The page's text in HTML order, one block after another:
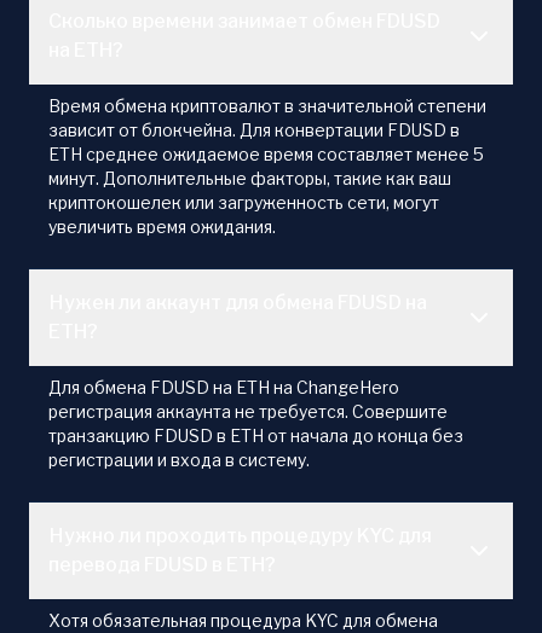
Время обмена криптовалют в значительной степени
зависит от блокчейна. Для конвертации FDUSD в
ETH среднее ожидаемое время составляет менее 5
минут. Дополнительные факторы, такие как ваш
криптокошелек или загруженность сети, могут
увеличить время ожидания.
Для обмена FDUSD на ETH на ChangeHero
регистрация аккаунта не требуется. Совершите
транзакцию FDUSD в ETH от начала до конца без
регистрации и входа в систему.
Хотя обязательная процедура KYC для обмена